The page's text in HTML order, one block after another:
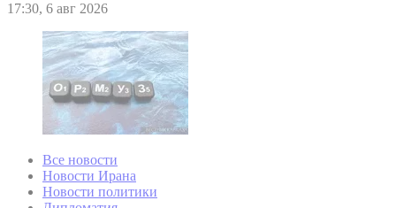
17:30, 6 авг 2026
Все новости
Новости Ирана
Новости политики